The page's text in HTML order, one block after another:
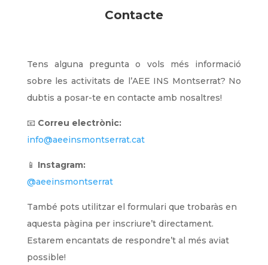
Contacte
Tens alguna pregunta o vols més informació
sobre les activitats de l’AEE INS Montserrat? No
dubtis a posar-te en contacte amb nosaltres!
📧 Correu electrònic:
info@aeeinsmontserrat.cat
📱 Instagram:
@aeeinsmontserrat
També pots utilitzar el formulari que trobaràs en
aquesta pàgina per inscriure’t directament.
Estarem encantats de respondre’t al més aviat
possible!